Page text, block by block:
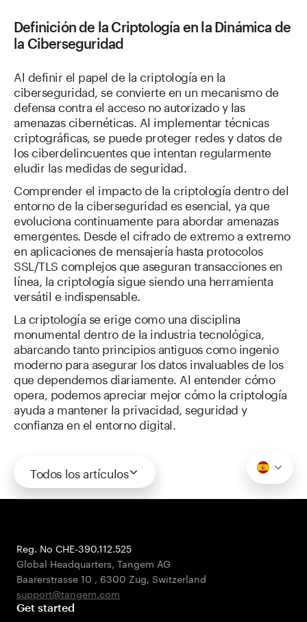
Definición de la Criptología en la Dinámica de
la Ciberseguridad
Al definir el papel de la criptología en la
ciberseguridad, se convierte en un mecanismo de
defensa contra el acceso no autorizado y las
amenazas cibernéticas. Al implementar técnicas
criptográficas, se puede proteger redes y datos de
los ciberdelincuentes que intentan regularmente
eludir las medidas de seguridad.
Comprender el impacto de la criptología dentro del
entorno de la ciberseguridad es esencial, ya que
evoluciona continuamente para abordar amenazas
emergentes. Desde el cifrado de extremo a extremo
en aplicaciones de mensajería hasta protocolos
SSL/TLS complejos que aseguran transacciones en
línea, la criptología sigue siendo una herramienta
versátil e indispensable.
La criptología se erige como una disciplina
monumental dentro de la industria tecnológica,
abarcando tanto principios antiguos como ingenio
moderno para asegurar los datos invaluables de los
que dependemos diariamente. Al entender cómo
opera, podemos apreciar mejor cómo la criptología
ayuda a mantener la privacidad, seguridad y
confianza en el entorno digital.
Todos los artículos
Reg. No CHE-390.112.525
Global Headquarters, Tangem AG
Baarerstrasse 10 , 6300 Zug, Switzerland
support@tangem.com
Get started